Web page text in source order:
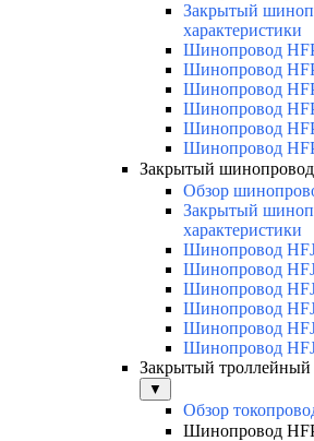
Закрытый
характеристики
Шинопровод
Шинопровод
Шинопровод
Шинопровод
Шинопровод
Шинопровод
Закрытый
Обзор
Закрытый
характеристики
Шинопровод
Шинопровод
Шинопровод
Шинопровод
Шинопровод
Шинопровод
Закрытый
▼
Обзор
Шинопровод